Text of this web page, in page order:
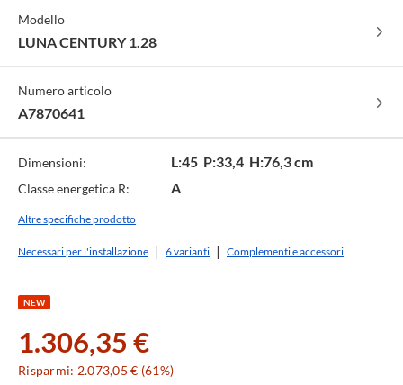
Modello
LUNA CENTURY 1.28
Numero articolo
A7870641
Dimensioni: L:45 P:33,4 H:76,3 cm
Classe energetica R: A
Altre specifiche prodotto
Necessari per l'installazione 6 varianti Complementi e accessori
NEW
1.306,35 €
Risparmi: 2.073,05 € (61%)